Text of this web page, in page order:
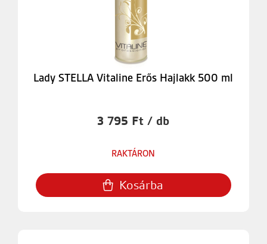
Lady STELLA Vitaline Erős Hajlakk 500 ml
3 795 Ft / db
RAKTÁRON
Kosárba